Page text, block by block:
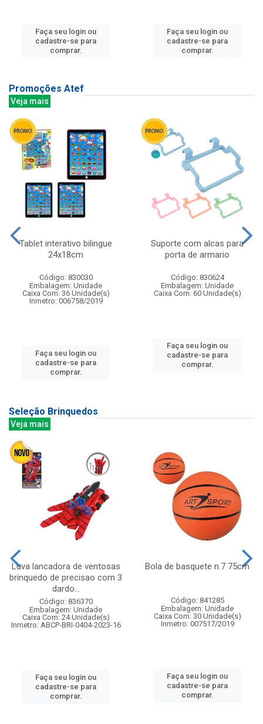
Faça seu login ou
cadastre-se para
comprar.
Faça seu login ou
cadastre-se para
comprar.
Promoções Atef
Veja mais
Tablet interativo bilingue
24x18cm
Código: 830030
Embalagem: Unidade
Caixa Com: 36 Unidade(s)
Inmetro: 006758/2019
Faça seu login ou
cadastre-se para
comprar.
Suporte com alcas para
porta de armario
Código: 830624
Embalagem: Unidade
Caixa Com: 60 Unidade(s)
Faça seu login ou
cadastre-se para
comprar.
Seleção Brinquedos
Veja mais
Luva lancadora de ventosas
brinquedo de precisao com 3
dardo...
Código: 836370
Embalagem: Unidade
Caixa Com: 24 Unidade(s)
Inmetro: ABCP-BRI-0404-2023-16
Faça seu login ou
cadastre-se para
comprar.
Bola de basquete n.7 75cm
Código: 841285
Embalagem: Unidade
Caixa Com: 30 Unidade(s)
Inmetro: 007517/2019
Faça seu login ou
cadastre-se para
comprar.